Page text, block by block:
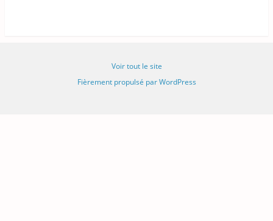
Voir tout le site
Fièrement propulsé par WordPress